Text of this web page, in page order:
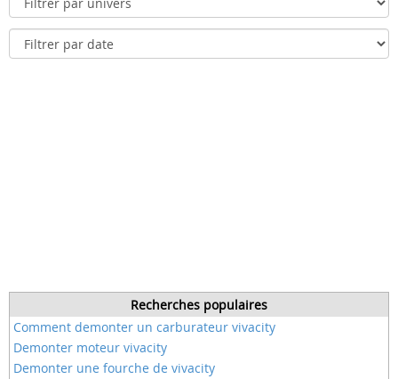
Recherches populaires
Comment demonter un carburateur vivacity
Demonter moteur vivacity
Demonter une fourche de vivacity